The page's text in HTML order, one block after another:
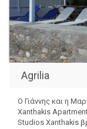
Agrilia
Ο Γιάννης και η
Xanthakis
Studios Xanthakis